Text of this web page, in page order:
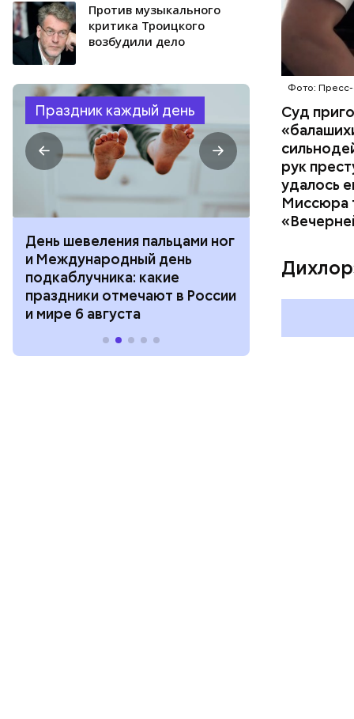
Против музыкального
критика Троицкого
возбудили дело
Праздник каждый день
День шевеления пальцами ног
и Международный день
подкаблучника: какие
праздники отмечают в России
и мире 6 августа
горизонта и
курсанта:
отмечают в
Фото: Пресс-
Суд
рук
удалось
Миссюра